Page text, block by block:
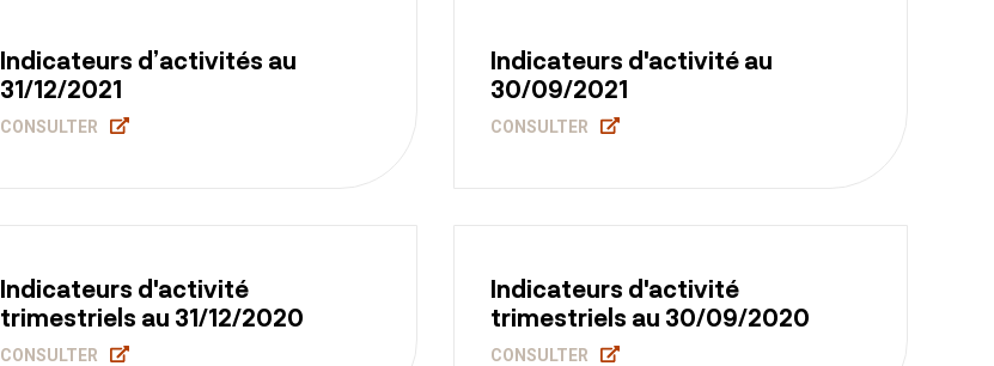
Indicateurs d’activités au
31/12/2021
CONSULTER
Indicateurs d'activité au
30/09/2021
CONSULTER
Indicateurs d'activité
trimestriels au 31/12/2020
CONSULTER
Indicateurs d'activité
trimestriels au 30/09/2020
CONSULTER